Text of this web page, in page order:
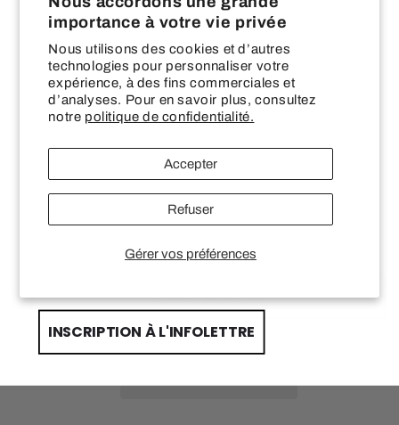
importance à votre vie privée
Nous utilisons des cookies et d’autres
technologies pour personnaliser votre
expérience, à des fins commerciales et
d’analyses. Pour en savoir plus, consultez
notre politique de confidentialité.
Gérer vos préférences
Accepter
Refuser
Google Pixel 9 Pro XL Google Pixel 8 Pro
Google Pixel 8 Google Pixel 7
Google Pixel 6 Google Pixel 6 Pro
LG G7
Case Type
Ajouter au panier
—
SUR VOTRE PREMIÈRE COMMANDE CHEZ
LES WONDERLANDS
First Name
INSCRIPTION À L'INFOLETTRE